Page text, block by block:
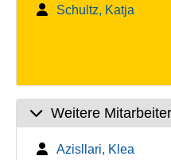
Schultz, Katja
Weitere
Azisllari, Klea